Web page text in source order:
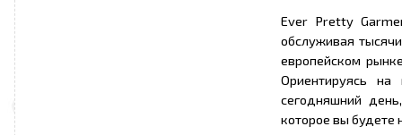
Ever Pretty
обслуживая
европейском
Ориентируясь
сегодняшний
которое вы будете